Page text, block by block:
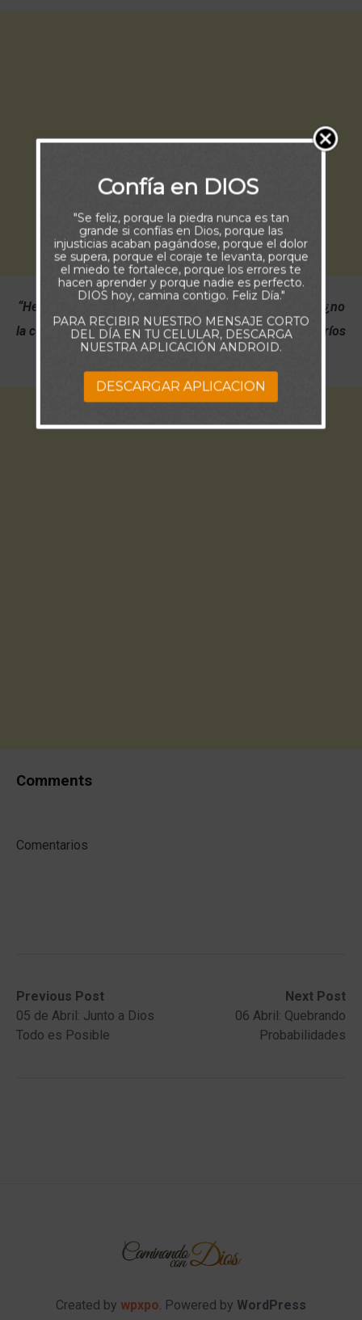
“He aquí que yo hago cosa nueva; pronto saldrá a luz; ¿no
la conoceréis? Otra vez abriré camino en el desierto, y ríos
en la soledad” (Isaías 43:19)
Comments
Comentarios
Post
navigation
Previous Post
Previous
post:05 de Abril: Junto a Dios
Todo es Posible
Next Post
Next
post:
06 Abril: Quebrando
Probabilidades
Created by wpxpo. Powered by WordPress
Confía en DIOS
"Se feliz, porque la piedra nunca es tan
grande si confías en Dios, porque las
injusticias acaban pagándose, porque el dolor
se supera, porque el coraje te levanta, porque
el miedo te fortalece, porque los errores te
hacen aprender y porque nadie es perfecto.
DIOS hoy, camina contigo. Feliz Día."
PARA RECIBIR NUESTRO MENSAJE CORTO
DEL DÍA EN TU CELULAR, DESCARGA
NUESTRA APLICACIÓN ANDROID.
DESCARGAR APLICACION